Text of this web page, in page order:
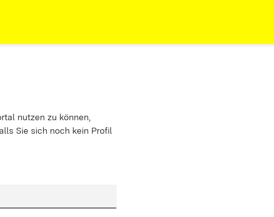
nutzen zu können,
Sie sich noch kein Profil